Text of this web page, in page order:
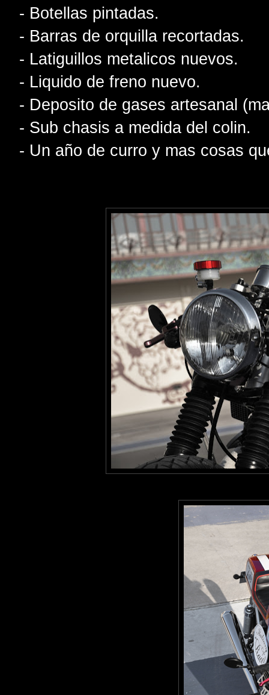
- Botellas pintadas.
- Barras de orquilla recortadas.
- Latiguillos metalicos nuevos.
- Liquido de freno nuevo.
- Deposito de gases artesanal
- Sub chasis a medida del colin.
- Un año de curro y mas cosas